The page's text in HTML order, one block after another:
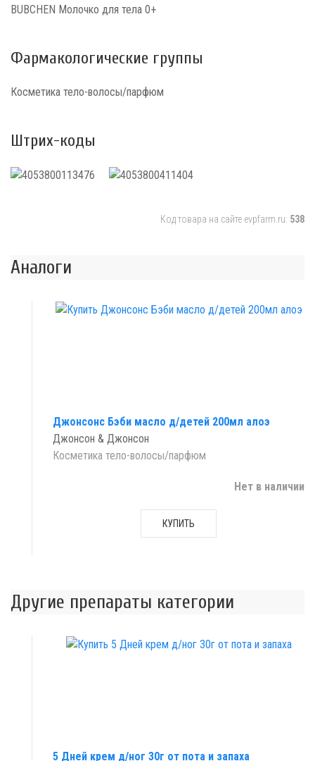
BUBCHEN Молочко для тела 0+
Фармакологические группы
Косметика тело-волосы/парфюм
Штрих-коды
Код товара на сайте evpfarm.ru: 538
Аналоги
Джонсонс Бэби масло д/детей 200мл алоэ
Джонсон & Джонсон
Косметика тело-волосы/парфюм
Нет в наличии
КУПИТЬ
Другие препараты категории
5 Дней крем д/ног 30г от пота и запаха